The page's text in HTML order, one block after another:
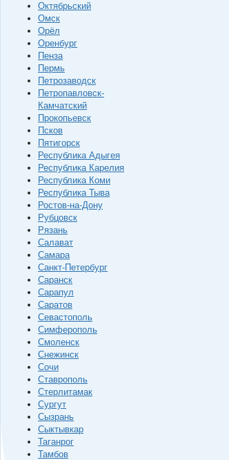
Октябрьский
Омск
Орёл
Оренбург
Пенза
Пермь
Петрозаводск
Петропавловск-
Камчатский
Прокопьевск
Псков
Пятигорск
Республика Адыгея
Республика Карелия
Республика Коми
Республика Тыва
Ростов-на-Дону
Рубцовск
Рязань
Салават
Самара
Санкт-Петербург
Саранск
Сарапул
Саратов
Севастополь
Симферополь
Смоленск
Снежинск
Сочи
Ставрополь
Стерлитамак
Сургут
Сызрань
Сыктывкар
Таганрог
Тамбов